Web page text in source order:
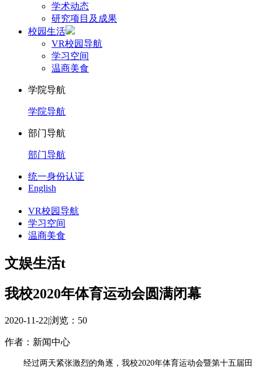
学术动态
研究项目及成果
校园生活
VR校园导航
学习空间
温商美食
学院导航
学院导航
部门导航
部门导航
统一身份认证
English
VR校园导航
学习空间
温商美食
文娱生活t
我校2020年体育运动会圆满闭幕
2020-11-22|浏览： 50
作者：新闻中心
经过两天紧张激烈的角逐，我校2020年体育运动会暨第十五届田